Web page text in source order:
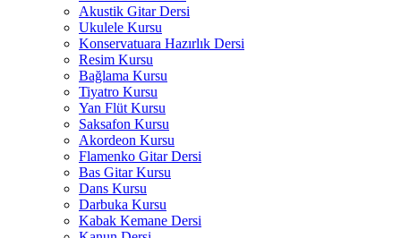
Akustik Gitar Dersi
Ukulele Kursu
Konservatuara Hazırlık Dersi
Resim Kursu
Bağlama Kursu
Tiyatro Kursu
Yan Flüt Kursu
Saksafon Kursu
Akordeon Kursu
Flamenko Gitar Dersi
Bas Gitar Kursu
Dans Kursu
Darbuka Kursu
Kabak Kemane Dersi